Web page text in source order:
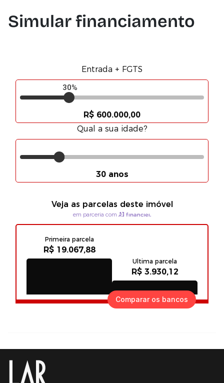
Simular financiamento
Comparar os bancos